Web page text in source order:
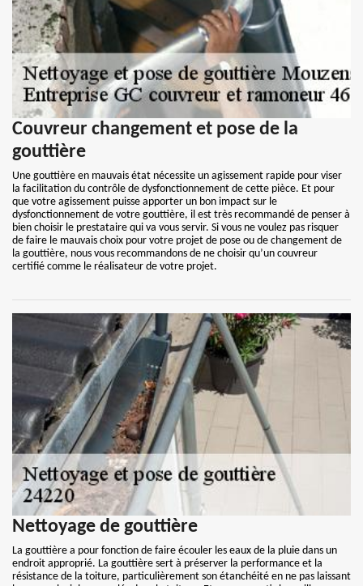
Couvreur changement et pose de la
gouttière
Une gouttière en mauvais état nécessite un agissement rapide pour viser
la facilitation du contrôle de dysfonctionnement de cette pièce. Et pour
que votre agissement puisse apporter un bon impact sur le
dysfonctionnement de votre gouttière, il est très recommandé de penser à
bien choisir le prestataire qui va vous servir. Si vous ne voulez pas risquer
de faire le mauvais choix pour votre projet de pose ou de changement de
la gouttière, nous vous recommandons de ne choisir qu’un couvreur
certifié comme le réalisateur de votre projet.
Nettoyage de gouttière
La gouttière a pour fonction de faire écouler les eaux de la pluie dans un
endroit approprié. La gouttière sert à préserver la performance et la
résistance de la toiture, particulièrement son étanchéité en ne pas laissant